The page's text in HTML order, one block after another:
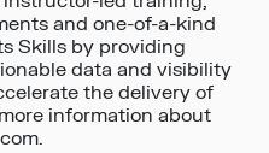
and one-of-a-kind
Skills by providing
data and visibility
the delivery of
information about